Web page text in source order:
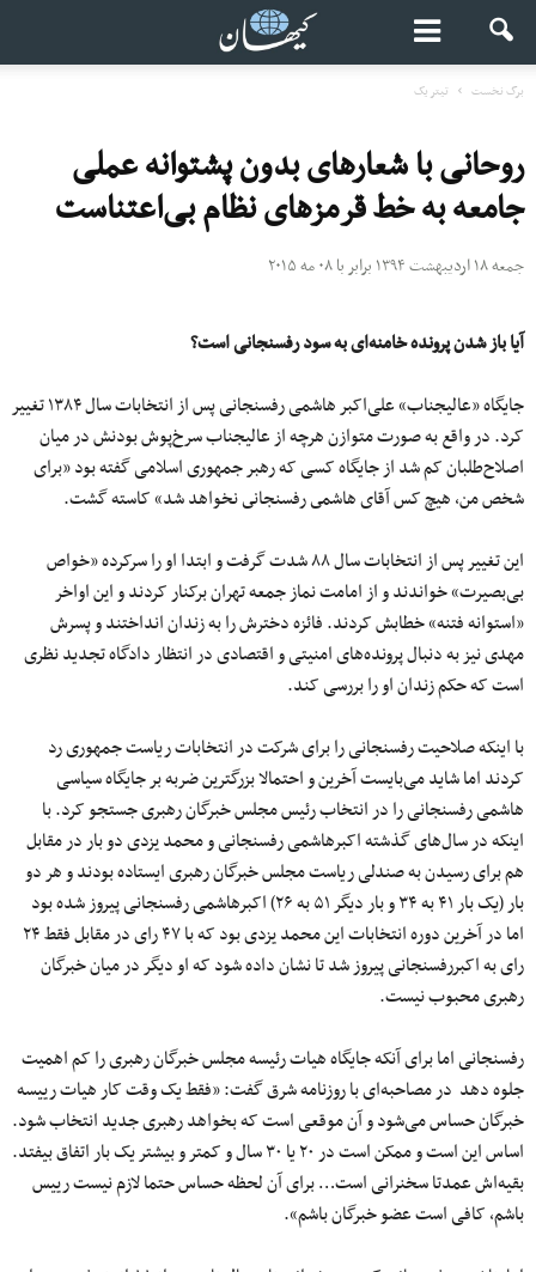
برگ نخست تیتر یک
روحانی با شعارهای بدون پشتوانه عملی
جامعه به خط قرمزهای نظام بی‌اعتناست
جمعه ۱۸ اردیبهشت ۱۳۹۴ برابر با ۰۸ مه ۲۰۱۵
آیا باز شدن پرونده خامنه‌ای به سود رفسنجانی است؟
جایگاه «عالیجناب» علی‌اکبر هاشمی رفسنجانی پس از انتخابات سال ۱۳۸۴ تغییر
کرد. در واقع به صورت متوازن هرچه از عالیجناب سرخ‌پوش بودنش در میان
اصلاح‌طلبان کم شد از جایگاه کسی که رهبر جمهوری اسلامی گفته بود «براى
شخص من، هیچ کس آقاى هاشمى رفسنجانى نخواهد شد» کاسته گشت.
این تغییر پس از انتخابات سال ۸۸ شدت گرفت و ابتدا او را سرکرده «خواص
بی‌بصیرت» خواندند و از امامت نماز جمعه تهران برکنار کردند و این اواخر
«استوانه فتنه» خطابش کردند. فائزه دخترش را به زندان انداختند و پسرش
مهدی نیز به دنبال پرونده‌های امنیتی و اقتصادی در انتظار دادگاه تجدید نظری
است که حکم زندان او را بررسی کند.
با اینکه صلاحیت رفسنجانی را برای شرکت در انتخابات ریاست جمهوری رد
کردند اما شاید می‌بایست آخرین و احتمالا بزرگترین ضربه بر جایگاه سیاسی
هاشمی رفسنجانی را در انتخاب رئیس مجلس خبرگان رهبری جستجو کرد. با
اینکه در سال‌های گذشته اکبرهاشمی رفسنجانی و محمد یزدی دو بار در مقابل
هم برای رسیدن به صندلی ریاست مجلس خبرگان رهبری ایستاده بودند و هر دو
بار (یک بار ۴۱ به ۳۴ و بار دیگر ۵۱ به ۲۶) اکبرهاشمی رفسنجانی پیروز شده بود
اما در آخرین دوره انتخابات این محمد یزدی بود که با ۴۷ رای در مقابل فقط ۲۴
رای به اکبررفسنجانی پیروز شد تا نشان داده شود که او دیگر در میان خبرگان
رهبری محبوب نیست.
رفسنجانی اما برای آنکه جایگاه هیات رئیسه مجلس خبرگان رهبری را کم اهمیت
جلوه دهد در مصاحبه‌ای با روزنامه شرق گفت: «فقط یک وقت کار هیات ‌رییسه
خبرگان حساس می‌شود و آن موقعی است که بخواهد رهبری جدید انتخاب شود.
اساس این است و ممکن است در ٢٠ یا ٣٠ سال و کمتر و بیشتر یک ‌بار اتفاق بیفتد.
بقیه‌اش عمدتا سخنرانی است… برای آن لحظه حساس حتما لازم نیست رییس
باشم، کافی است عضو خبرگان باشم».